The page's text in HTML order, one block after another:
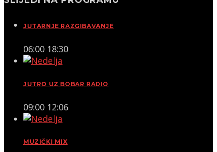
JUTARNJE RAZGIBAVANJE
06:00 18:30
JUTRO UZ BOBAR RADIO
09:00 12:06
MUZIČKI MIX